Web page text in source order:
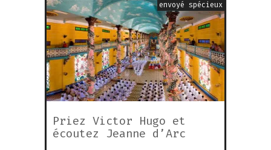
envoyé spécieux
Priez Victor Hugo et
écoutez Jeanne d’Arc